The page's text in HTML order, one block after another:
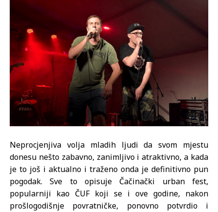
Neprocjenjiva volja mladih ljudi da svom mjestu
donesu nešto zabavno, zanimljivo i atraktivno, a kada
je to još i aktualno i traženo onda je definitivno pun
pogodak. Sve to opisuje Čačinački urban fest,
popularniji kao ČUF koji se i ove godine, nakon
prošlogodišnje povratničke, ponovno potvrdio i